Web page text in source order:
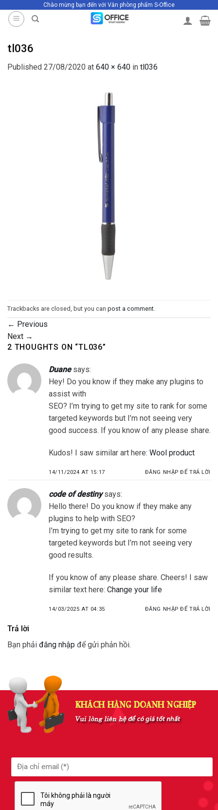
Chào mừng bạn đến với Văn phòng phẩm S-Office
tl036
Published 27/08/2020 at 640 × 640 in tl036
Trackbacks are closed, but you can post a comment
← Previous
Next →
2 THOUGHTS ON “TL036”
Duane says:
Hey! Do you know if they make any plugins to
assist with
SEO? I’m trying to get my site to rank for some
targeted keywords but I’m not seeing very
good success. If you know of any please share.
Kudos! I saw similar art here: Wool product
14/11/2024 AT 15:17 ĐĂNG NHẬP ĐỂ TRẢ LỜI
code of destiny says:
Hello there! Do you know if they make any
plugins to help with SEO?
I’m trying to get my site to rank for some
targeted keywords but I’m not seeing very
good results.
If you know of any please share. Cheers! I saw
similar text here: Change your life
14/03/2025 AT 04:35 ĐĂNG NHẬP ĐỂ TRẢ LỜI
Trả lời
Bạn phải đăng nhập để gửi phản hồi.